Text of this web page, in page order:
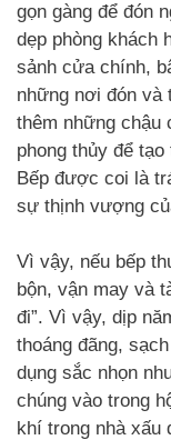
gọn gàng để đón
dẹp phòng khách
sảnh cửa chính,
những nơi đón và
thêm những chậu
phong thủy để
Bếp được coi là
sự thịnh vượng
Vì vậy, nếu bếp
bộn, vận may và
đi”. Vì vậy, dịp
thoáng đãng,
dụng sắc nhọn
chúng vào trong
khí trong nhà xấu